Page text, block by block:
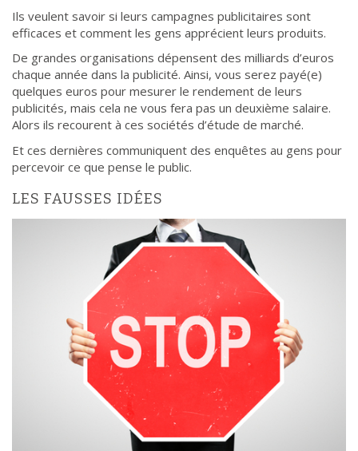
Ils veulent savoir si leurs campagnes publicitaires sont
efficaces et comment les gens apprécient leurs produits.
De grandes organisations dépensent des milliards d’euros
chaque année dans la publicité. Ainsi, vous serez payé(e)
quelques euros pour mesurer le rendement de leurs
publicités, mais cela ne vous fera pas un deuxième salaire.
Alors ils recourent à ces sociétés d’étude de marché.
Et ces dernières communiquent des enquêtes au gens pour
percevoir ce que pense le public.
LES FAUSSES IDÉES